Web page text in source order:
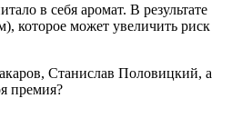
в себя аромат. В результате
которое может увеличить риск
Станислав Половицкий, а
премия?